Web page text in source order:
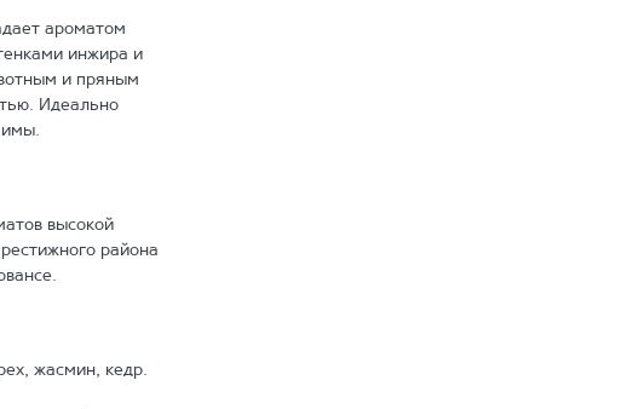
ароматом
инжира и
и пряным
Идеально
высокой
района
жасмин, кедр.